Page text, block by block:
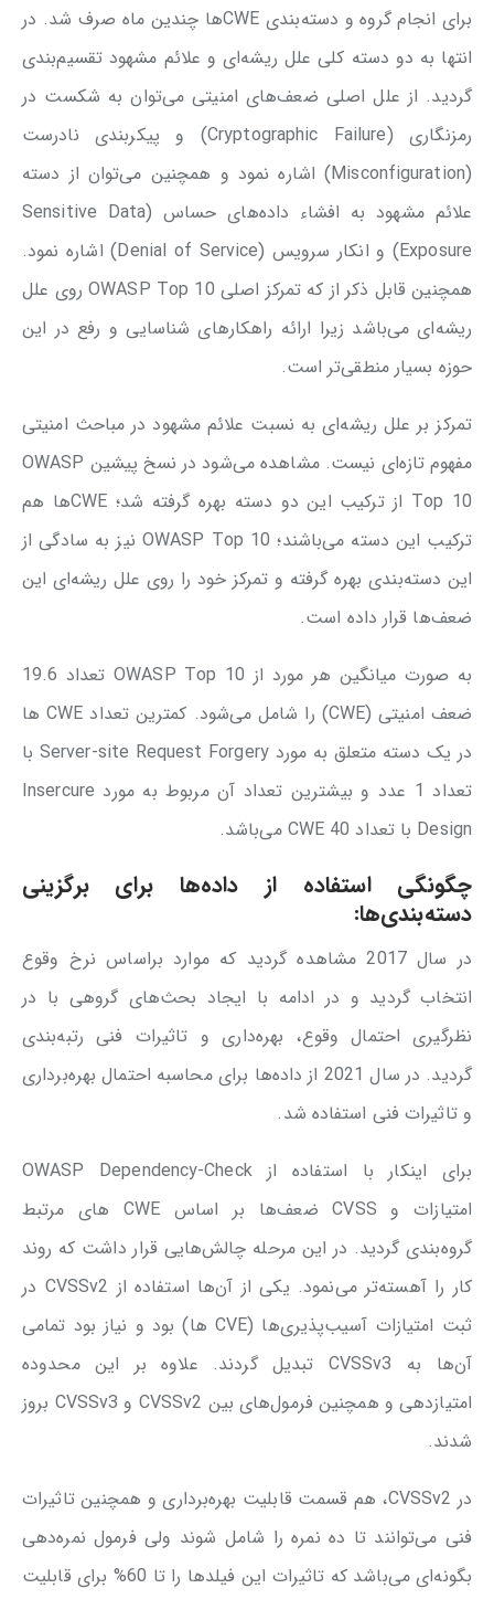
برای انجام گروه‌ و دسته‌بندی CWEها چندین ماه صرف شد. در
انتها به دو دسته کلی علل ریشه‌ای و علائم مشهود تقسیم‌بندی
گردید. از علل اصلی ضعف‌های امنیتی می‌توان به شکست در
رمزنگاری (Cryptographic Failure) و پیکربندی نادرست
(Misconfiguration) اشاره نمود و همچنین می‌توان از دسته
علائم مشهود به افشاء داده‌های حساس (Sensitive Data
Exposure) و انکار سرویس (Denial of Service) اشاره نمود.
همچنین قابل ذکر از که تمرکز اصلی OWASP Top 10 روی علل
ریشه‌ای می‌باشد زیرا ارائه راهکارهای شناسایی و رفع در این
حوزه بسیار منطقی‌تر است.
تمرکز بر علل ریشه‌ای به نسبت علائم مشهود در مباحث امنیتی
مفهوم تازه‌ای نیست. مشاهده می‌شود در نسخ پیشین OWASP
Top 10 از ترکیب این دو دسته بهره گرفته شد؛ CWEها هم
ترکیب این دسته می‌باشند؛ OWASP Top 10 نیز به سادگی از
این دسته‌بندی بهره گرفته و تمرکز خود را روی علل ریشه‌ای این
ضعف‌ها قرار داده است.
به صورت میانگین هر مورد از OWASP Top 10 تعداد 19.6
ضعف امنیتی (CWE) را شامل می‌شود. کمترین تعداد CWE ها
در یک دسته متعلق به مورد Server-site Request Forgery با
تعداد 1 عدد و بیشترین تعداد آن مربوط به مورد Insercure
Design با تعداد 40 CWE می‌باشد.
چگونگی استفاده از داده‌ها برای برگزینی
دسته‌بندی‌ها:
در سال 2017 مشاهده گردید که موارد براساس نرخ وقوع
انتخاب گردید و در ادامه با ایجاد بحث‌های گروهی با در
نظرگیری احتمال وقوع، بهره‌داری و تاثیرات فنی رتبه‌بندی
گردید. در سال 2021 از داده‌ها برای محاسبه احتمال بهره‌برداری
و تاثیرات فنی استفاده شد.
برای اینکار با استفاده از OWASP Dependency-Check
امتیازات و CVSS ضعف‌ها بر اساس CWE های مرتبط
گروه‌بندی گردید. در این مرحله چالش‌هایی قرار داشت که روند
کار را آهسته‌تر می‌نمود. یکی از آن‌ها استفاده از CVSSv2 در
ثبت امتیازات آسیب‌پذیری‌ها (CVE ها) بود و نیاز بود تمامی
آن‌ها به CVSSv3 تبدیل گردند. علاوه بر این محدوده
امتیازدهی و همچنین فرمول‌های بین CVSSv2 و CVSSv3 بروز
شدند.
در CVSSv2، هم قسمت قابلیت بهره‌برداری و همچنین تاثیرات
فنی می‌توانند تا ده نمره را شامل شوند ولی فرمول نمره‌دهی
بگونه‌ای می‌باشد که تاثیرات این فیلدها را تا 60% برای قابلیت